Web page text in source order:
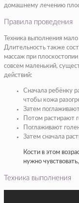
домашнему лечению
Правила проведения
Техника выполнения
Длительность также
массаж при
совсем маленький,
действий:
Сначала ребёнку
чтобы кожа
Затем
Потом растирают
Поглаживают
Затем сначала
Кости в этом
нужно
Техника выполнения